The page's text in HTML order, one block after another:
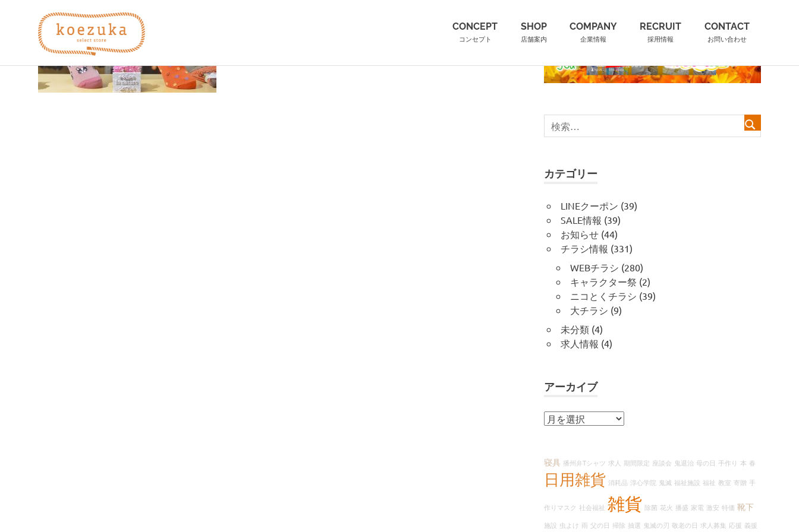
ツ
え
づ
つ
け
CONCEPT
コンセプト
SHOP
店舗案内
COMPANY
企業情報
RECRUIT
採用情報
CONTACT
お問い合わせ
カテゴリー
LINEクーポン (39)
SALE情報 (39)
お知らせ (44)
チラシ情報 (331)
WEBチラシ (280)
キャラクター祭 (2)
ニコとくチラシ (39)
大チラシ (9)
未分類 (4)
求人情報 (4)
アーカイブ
ア
イ
ブ
寝具 播州弁Tシャツ 求人 期間限定 座談会 鬼退治 母の日 手作り 本 春
日用雑貨 消耗品 淳心学院 鬼滅 福祉施設 福祉 教室 寄贈 手
作りマスク 社会福祉 雑貨 除菌 花火 播盛 家電 激安 特価 靴下
施設 虫よけ 雨 父の日 掃除 抽選 鬼滅の刃 敬老の日 求人募集 応援 義援